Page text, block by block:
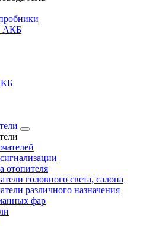
АКБ
отопителя
головного света, салона
различного назначения
фар